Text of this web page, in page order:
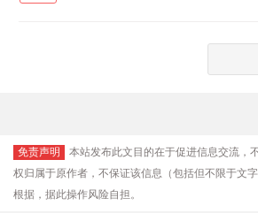
免责声明
本站发布此文目的在于促进信息交流，
权归属于原作者，不保证该信息（包括但不限于文
根据，据此操作风险自担。